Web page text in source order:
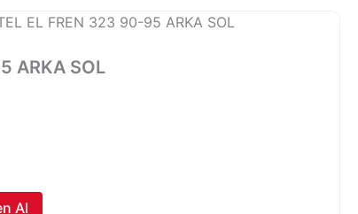
EL FREN 323 90-95 ARKA SOL
ARKA SOL
Al